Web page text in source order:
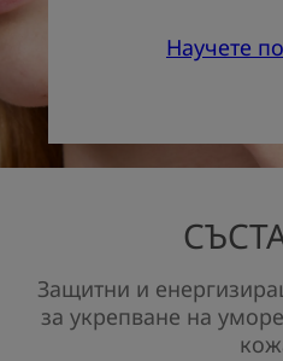
Научете
Защитни и
за укрепване на